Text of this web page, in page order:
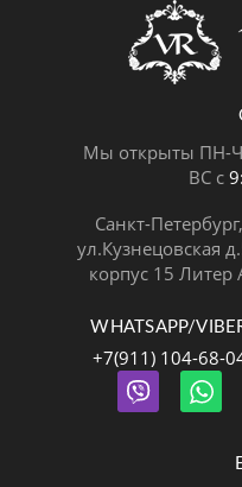
Мы открыты ПН-
ВС с
Санкт-Петербург,
ул.Кузнецовская
корпус 15 Литер
WHATSAPP/
+7(911) 104-68-